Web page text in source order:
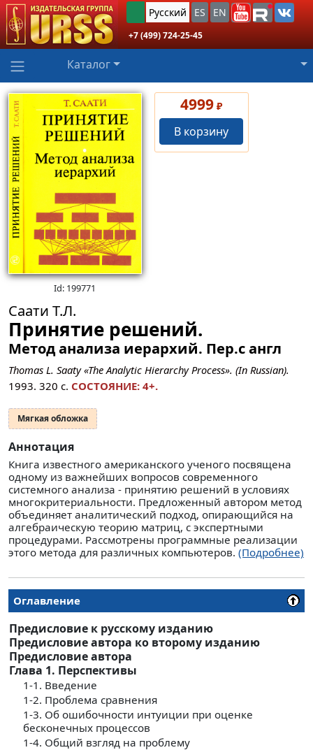
Русский ES EN
+7 (499) 724-25-45
Каталог
Id: 199771
4999 ₽
В корзину
Саати Т.Л.
Принятие решений.
Метод анализа иерархий. Пер.с англ
Thomas L. Saaty «The Analytic Hierarchy Process». (In Russian).
1993. 320 с. СОСТОЯНИЕ: 4+.
Мягкая обложка
Аннотация
Книга известного американского ученого посвящена
одному из важнейших вопросов современного
системного анализа - принятию решений в условиях
многокритериальности. Предложенный автором метод
объединяет аналитический подход, опирающийся на
алгебраическую теорию матриц, с экспертными
процедурами. Рассмотрены программные реализации
этого метода для различных компьютеров. (Подробнее)
Оглавление
Предисловие к русскому изданию
Предисловие автора ко второму изданию
Предисловие автора
Глава 1. Перспективы
1-1. Введение
1-2. Проблема сравнения
1-3. Об ошибочности интуиции при оценке
бесконечных процессов
1-4. Общий взгляд на проблему